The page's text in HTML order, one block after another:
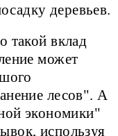
деревьев.
такой вклад
может
лесов". А
экономики"
используя